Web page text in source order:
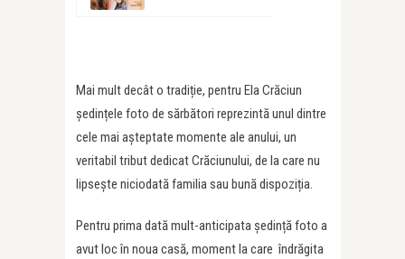
Mai mult decât o tradiție, pentru Ela Crăciun
ședințele foto de sărbători reprezintă unul dintre
cele mai așteptate momente ale anului, un
veritabil tribut dedicat Crăciunului, de la care nu
lipsește niciodată familia sau bună dispoziția.
Pentru prima dată mult-anticipata ședință foto a
avut loc în noua casă, moment la care îndrăgita